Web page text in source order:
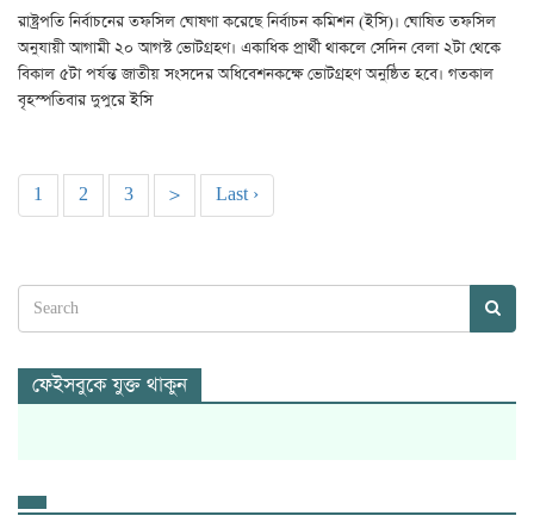
রাষ্ট্রপতি নির্বাচনের তফসিল ঘোষণা করেছে নির্বাচন কমিশন (ইসি)। ঘোষিত তফসিল
অনুযায়ী আগামী ২০ আগস্ট ভোটগ্রহণ। একাধিক প্রার্থী থাকলে সেদিন বেলা ২টা থেকে
বিকাল ৫টা পর্যন্ত জাতীয় সংসদের অধিবেশনকক্ষে ভোটগ্রহণ অনুষ্ঠিত হবে। গতকাল
বৃহস্পতিবার দুপুরে ইসি
1 2 3 > Last ›
ফেইসবুকে যুক্ত থাকুন